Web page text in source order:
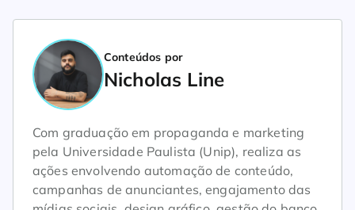
Conteúdos por
Nicholas Line
Com graduação em propaganda e marketing
pela Universidade Paulista (Unip), realiza as
ações envolvendo automação de conteúdo,
campanhas de anunciantes, engajamento das